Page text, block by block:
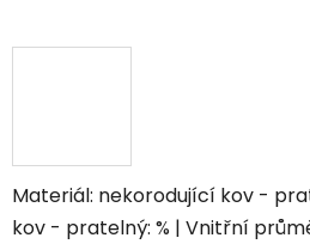
Materiál: nekorodující kov -
kov - pratelný: % | Vnitřní